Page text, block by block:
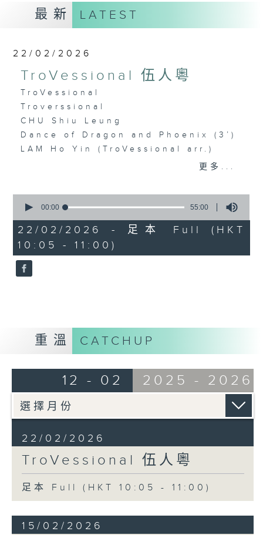
最新 LATEST
22/02/2026
TroVessional 伍人粵
TroVessional
Troverssional
CHU Shiu Leung
Dance of Dragon and Phoenix (3’)
LAM Ho Yin (TroVessional arr.)
Bloom (3’)
YIK Kim-chuen
Birds Returning to the Woods (4’)
LUI Man-shing
Meeting at the Milky Way (3’)
WONG Yue-sun
(6’)
WONG Yue-sun (YEUNG Kin-ping
Red Candles (3’)
3/7/2024
伍人粵
朱兆良
《龍飛鳳舞》 (3’)
林浩然 （伍人粵編）
《村曉》 (3’)
嚴華
《月圓花好》 (3’)
更多...
seconds
55
minutes,
0
seconds
00:00 55:00
22/02/2026 - 足本 Full (HKT
10:05 - 11:00)
重溫 CATCHUP
12 - 02 2025 - 2026
22/02/2026
TroVessional 伍人粵
足本 Full (HKT 10:05 - 11:00)
15/02/2026